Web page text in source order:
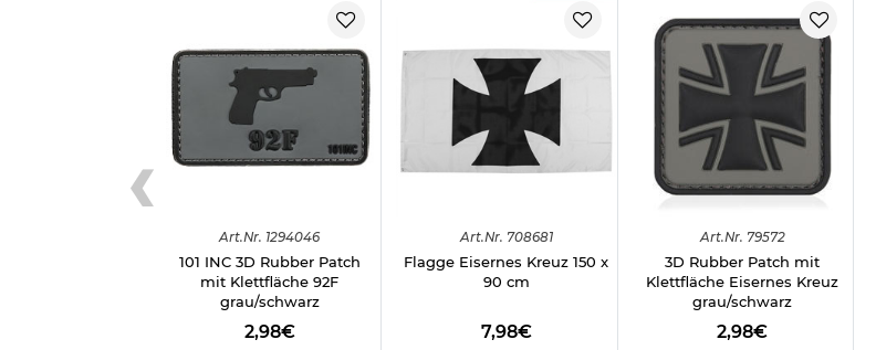
Art.Nr. 1294046
101 INC 3D Rubber Patch
mit Klettfläche 92F
grau/schwarz
2,98€
Art.Nr. 708681
Flagge Eisernes Kreuz 150 x
90 cm
7,98€
Art.Nr. 79572
3D Rubber Patch mit
Klettfläche Eisernes Kreuz
grau/schwarz
2,98€